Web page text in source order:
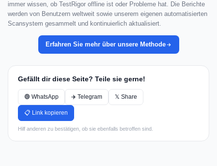
immer wissen, ob TestRigor offline ist oder Probleme hat. Die Berichte
werden von Benutzern weltweit sowie unserem eigenen automatisierten
Scansystem gesammelt und kontinuierlich aktualisiert.
Erfahren Sie mehr über unsere Methode
Gefällt dir diese Seite? Teile sie gerne!
🟢 WhatsApp ✈️ Telegram 𝕏 Share
📋 Link kopieren
Hilf anderen zu bestätigen, ob sie ebenfalls betroffen sind.